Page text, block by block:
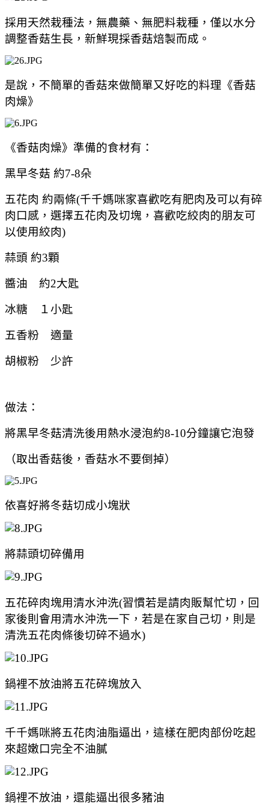
採用天然栽種法，無農藥、無肥料栽種，僅以水分
調整香菇生長，新鮮現採香菇焙製而成。
是說，不簡單的香菇來做簡單又好吃的料理《香菇
肉燥》
《香菇肉燥》準備的食材有：
黑早冬菇 約7-8朵
五花肉 約兩條(千千媽咪家喜歡吃有肥肉及可以有碎
肉口感，選擇五花肉及切塊，喜歡吃絞肉的朋友可
以使用絞肉)
蒜頭 約3顆
醬油 約2大匙
冰糖 １小匙
五香粉 適量
胡椒粉 少許
做法：
將黑早冬菇清洗後用熱水浸泡約8-10分鐘讓它泡發
（取出香菇後，香菇水不要倒掉）
依喜好將冬菇切成小塊狀
將蒜頭切碎備用
五花碎肉塊用清水沖洗(習慣若是請肉販幫忙切，回
家後則會用清水沖洗一下，若是在家自己切，則是
清洗五花肉條後切碎不過水)
鍋裡不放油將五花碎塊放入
千千媽咪將五花肉油脂逼出，這樣在肥肉部份吃起
來超嫩口完全不油膩
鍋裡不放油，還能逼出很多豬油